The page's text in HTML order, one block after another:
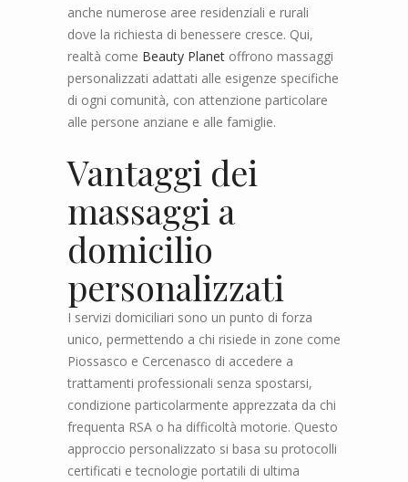
anche numerose aree residenziali e rurali
dove la richiesta di benessere cresce. Qui,
realtà come Beauty Planet offrono massaggi
personalizzati adattati alle esigenze specifiche
di ogni comunità, con attenzione particolare
alle persone anziane e alle famiglie.
Vantaggi dei
massaggi a
domicilio
personalizzati
I servizi domiciliari sono un punto di forza
unico, permettendo a chi risiede in zone come
Piossasco e Cercenasco di accedere a
trattamenti professionali senza spostarsi,
condizione particolarmente apprezzata da chi
frequenta RSA o ha difficoltà motorie. Questo
approccio personalizzato si basa su protocolli
certificati e tecnologie portatili di ultima